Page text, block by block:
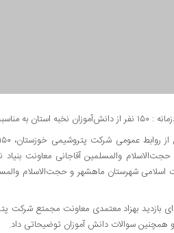
دهه فجر از شرکت پتروشیمی خوزستان بازید کردند.
والمسلمین آقاجانی معاونت
اسلامی شهرستان ماهشهر و حجت‌الاسلام
بازدید بهزاد معتمدی معاونت مجمتع
و همچنین سوالات دانش آموزان توضیحاتی داد.